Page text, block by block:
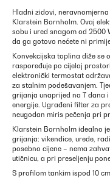
Hladni zidovi,
Klarstein Bornholm. Ovaj
sobu i ured snagom od 2500
da ga gotovo nećete ni
Konvekcijska toplina diže se
raspoređuje po cijeloj
elektronički termostat
za stalnim podešavanjem.
grijanja unaprijed na 7 dana
energije. Ugrađeni filter za
neugodan miris pečenja pri
Klarstein Bornholm idealno
grijanja: vikendice, urede,
posebno cijene – nema
utičnicu, a pri preseljenju
S profilom tankim ispod 10